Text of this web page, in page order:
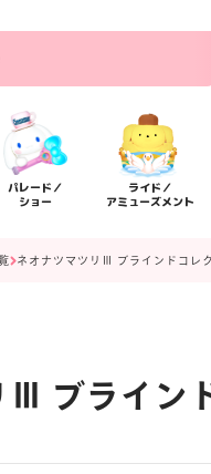
パレード／
ショー
ライド／
アミューズメント
ネオナツマツリⅢ ブラインドコレ
Ⅲ ブライン